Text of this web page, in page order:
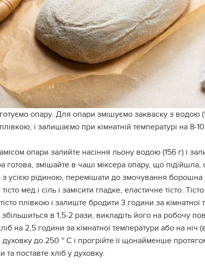
опару. Для опари змішуємо закваску з
і залишаємо при кімнатній температурі на 8-
опари залийте насіння льону водою (156 г) і
готова, змішайте в чаші міксера опару, що
з усією рідиною, перемішати до змочування
мед і сіль і замісити гладке, еластичне тісто.
плівкою і залиште бродити 3 години за
збільшиться в 1,5-2 рази, викладіть його на робочу
на 2,5 години за кімнатної температури або на ніч
духовку до 250 ° С і прогрійте її щонайменше
та поставте хліб у духовку.